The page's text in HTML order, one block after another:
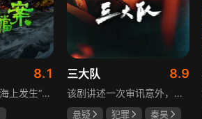
8.1
民国初年，南洋海上发生“水鬼望乡”离奇命案，张家外派调查神秘事务的南部档案馆坐办张海盐、张海虾二人搭档亲往调查，却意外卷入了一个用于猎杀海外张家人的绝命死局。张海虾以自己的死谋局求解，送张海盐上了“南安号”巨轮回厦城以图他能够有一线生机，但这趟波澜诡谲的航程似乎才刚刚起航，一手遮天的军阀大佬、单纯执着的少年账房、还有十年未见的至亲故人……张海盐独自面对着接踵而至的意外，而当他踏上厦城的那一刻，真正属于两个少年的命运才初初开始转动。
三大队 8.9
该剧讲述一次审讯意外，三大队刑警程兵入狱服刑，队友受牵连脱警、降职，曾经的警界精英三大队分崩离析。十年牢狱，程兵重获自由，失去一切，而案件的犯罪嫌疑人王大勇依旧在逃。穿一天警服，终身是正义，不甘化作执着，利刃再次出鞘，程兵和三大队的兄弟重新集结踏上追凶之路，在孤独漫长的旅途中配合警方千里追凶，也在这苦行僧一样的历程中重新找到人生的坐标和生命的意义。本片根据原载于“网易人间”作者深蓝的《请转告局长，三大队任务完成》改编。
悬疑 犯罪
秦昊